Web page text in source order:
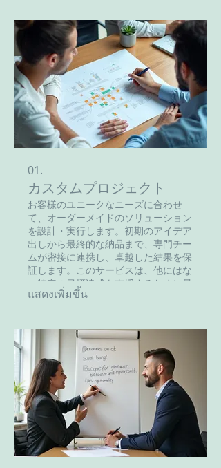
01.
カスタムプロジェクト
お客様のユニークなニーズに合わせ
て、オーダーメイドのソリューション
を設計・実行します。初期のアイデア
出しから最終的な納品まで、専門チー
ムが密接に連携し、卓越した結果を保
証します。このサービスは、他にはな
い特定の目標達成を支援するために最
適です。
แสดงเพิ่มขึ้น